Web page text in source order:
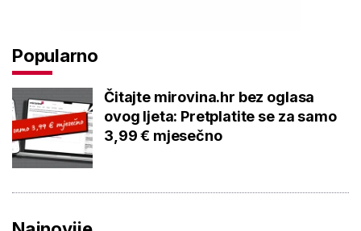
Popularno
Čitajte mirovina.hr bez oglasa
ovog ljeta: Pretplatite se za samo
3,99 € mjesečno